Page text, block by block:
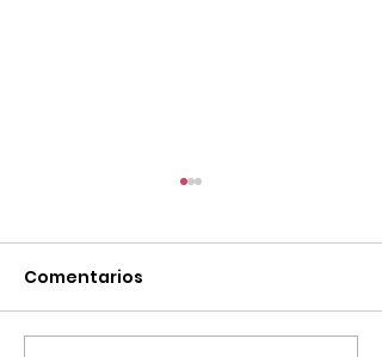
Comentarios